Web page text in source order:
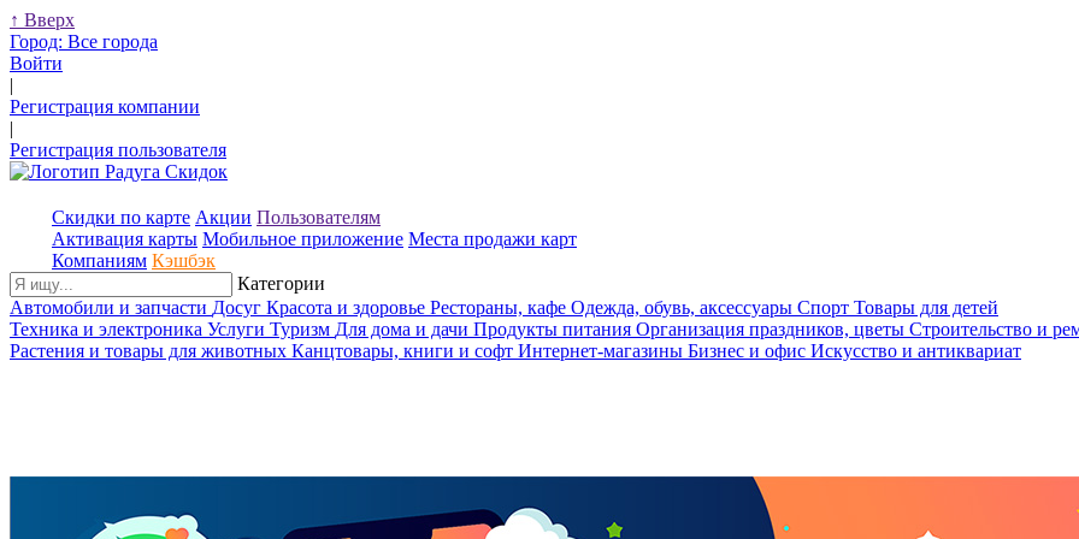
↑ Вверх
Город: Все города
Войти
|
Регистрация компании
|
Регистрация пользователя
Скидки по карте Акции Пользователям
Активация карты Мобильное приложение Места продажи карт
Компаниям Кэшбэк
Категории
Автомобили и запчасти Досуг Красота и здоровье Рестораны, кафе Одежда, обувь, аксессуары Спорт Товары для детей
Техника и электроника Услуги Туризм Для дома и дачи Продукты питания Организация праздников, цветы Строительство и
Растения и товары для животных Канцтовары, книги и софт Интернет-магазины Бизнес и офис Искусство и антиквариат